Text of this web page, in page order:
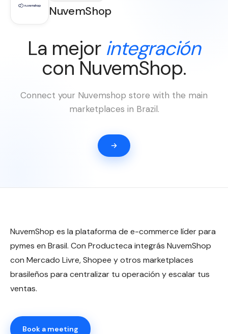
NuvemShop
La mejor integración
con NuvemShop.
Connect your Nuvemshop store with the main
marketplaces in Brazil.
NuvemShop es la plataforma de e-commerce líder para
pymes en Brasil. Con Producteca integrás NuvemShop
con Mercado Livre, Shopee y otros marketplaces
brasileños para centralizar tu operación y escalar tus
ventas.
Book a meeting